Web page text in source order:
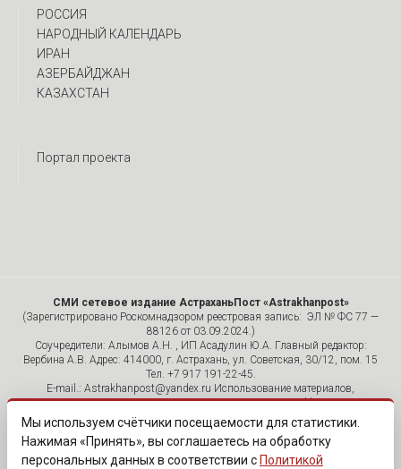
РОССИЯ
НАРОДНЫЙ КАЛЕНДАРЬ
ИРАН
АЗЕРБАЙДЖАН
КАЗАХСТАН
Портал проекта
СМИ сетевое издание АстраханьПост «Astrakhanpost»
(Зарегистрировано Роскомнадзором реестровая запись: ЭЛ № ФС 77 —
88126 от 03.09.2024.)
Соучредители: Алымов А.Н. , ИП Асадулин Ю.А. Главный редактор:
Вербина А.В. Адрес: 414000, г. Астрахань, ул. Советская, 30/12, пом. 15
Тел. +7 917 191-22-45.
E-mail.: Astrakhanpost@yandex.ru Использование материалов,
размещенных на страницах сетевого издания «Astrakhanpost»,
допускается исключительно с указанием источника и публикацией
активной гиперссылки на портал Astrakhanpost.ru. Комментарии
читателей сайта размещаются без предварительного редактирования.
Редакция оставляет за собой право удалить их с сайта или
Мы используем счётчики посещаемости для статистики.
Нажимая «Принять», вы соглашаетесь на обработку
персональных данных в соответствии с Политикой